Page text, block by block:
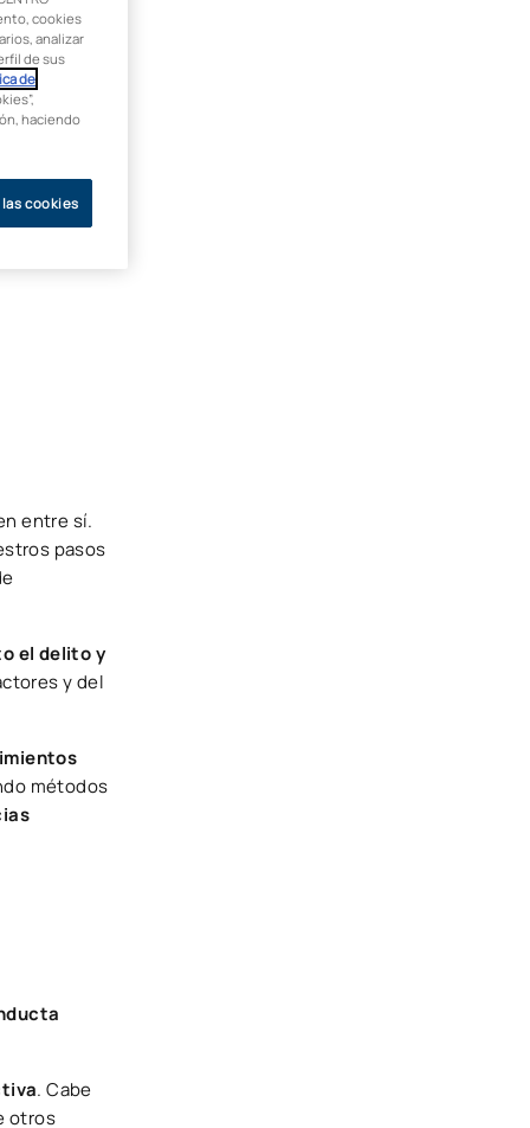
entre sí.
pasos
el delito y
y del
métodos
. Cabe
otros
cookies
analizar
de sus
de
haciendo
cookies